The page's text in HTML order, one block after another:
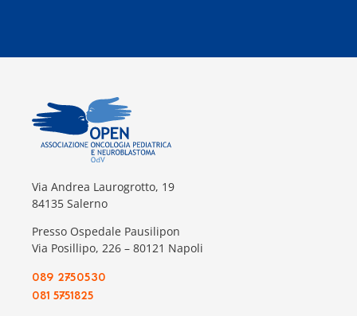
Via Andrea Laurogrotto, 19
84135 Salerno
Presso Ospedale Pausilipon
Via Posillipo, 226 – 80121 Napoli
089 2750530
081 5751825